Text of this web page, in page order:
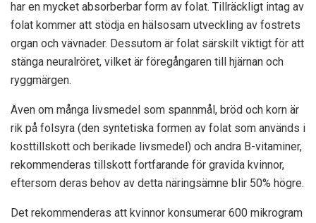
har en mycket absorberbar form av folat. Tillräckligt intag av
folat kommer att stödja en hälsosam utveckling av fostrets
organ och vävnader. Dessutom är folat särskilt viktigt för att
stänga neuralröret, vilket är föregångaren till hjärnan och
ryggmärgen.
Även om många livsmedel som spannmål, bröd och korn är
rik på folsyra (den syntetiska formen av folat som används i
kosttillskott och berikade livsmedel) och andra B-vitaminer,
rekommenderas tillskott fortfarande för gravida kvinnor,
eftersom deras behov av detta näringsämne blir 50% högre.
Det rekommenderas att kvinnor konsumerar 600 mikrogram